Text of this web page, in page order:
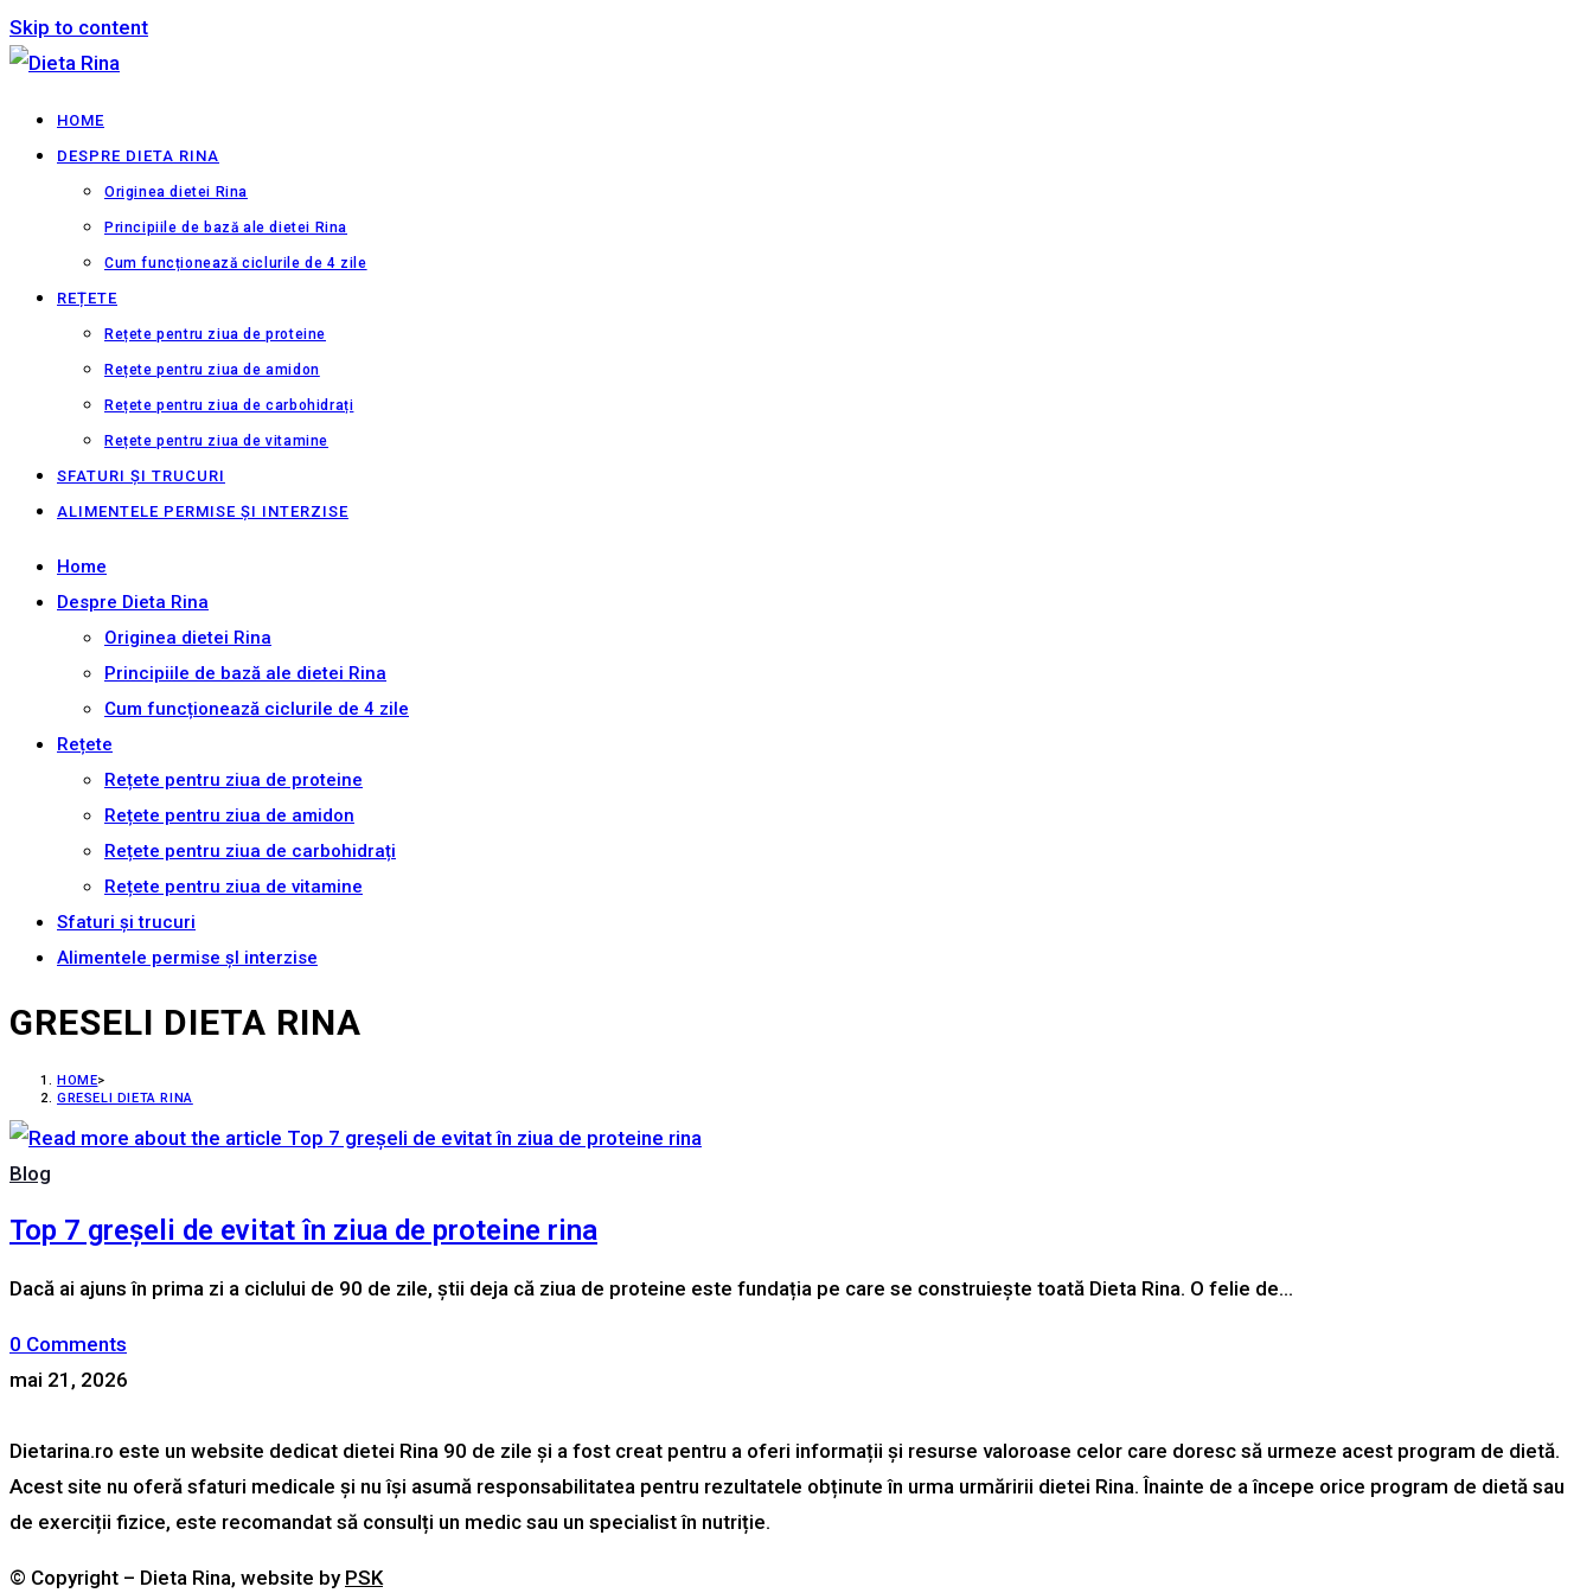
Skip to content
HOME
DESPRE DIETA RINA
Originea dietei Rina
Principiile de bază ale dietei Rina
Cum funcționează ciclurile de 4 zile
REȚETE
Rețete pentru ziua de proteine
Rețete pentru ziua de amidon
Rețete pentru ziua de carbohidrați
Rețete pentru ziua de vitamine
SFATURI ȘI TRUCURI
ALIMENTELE PERMISE ȘI INTERZISE
Home
Despre Dieta Rina
Originea dietei Rina
Principiile de bază ale dietei Rina
Cum funcționează ciclurile de 4 zile
Rețete
Rețete pentru ziua de proteine
Rețete pentru ziua de amidon
Rețete pentru ziua de carbohidrați
Rețete pentru ziua de vitamine
Sfaturi și trucuri
Alimentele permise șI interzise
GRESELI DIETA RINA
HOME>
GRESELI DIETA RINA
Blog
Top 7 greșeli de evitat în ziua de proteine rina
Dacă ai ajuns în prima zi a ciclului de 90 de zile, știi deja că ziua de proteine este fundația pe care se construiește toată Dieta Rina. O felie de…
0 Comments
mai 21, 2026
Dietarina.ro este un website dedicat dietei Rina 90 de zile și a fost creat pentru a oferi informații și resurse valoroase celor care doresc să urmeze acest program de dietă.
Acest site nu oferă sfaturi medicale și nu își asumă responsabilitatea pentru rezultatele obținute în urma urmăririi dietei Rina. Înainte de a începe orice program de dietă sau
de exerciții fizice, este recomandat să consulți un medic sau un specialist în nutriție.
© Copyright – Dieta Rina, website by PSK